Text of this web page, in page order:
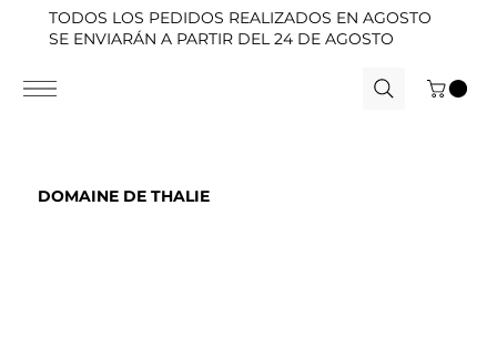
TODOS LOS PEDIDOS REALIZADOS EN AGOSTO
SE ENVIARÁN A PARTIR DEL 24 DE AGOSTO
DOMAINE DE THALIE